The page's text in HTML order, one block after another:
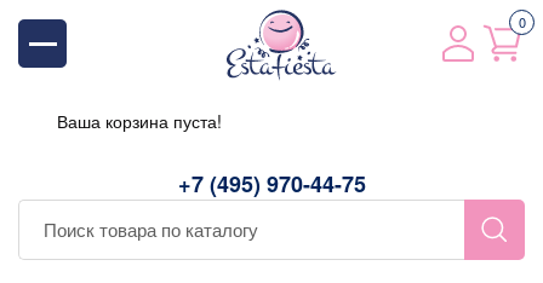
+7 (495) 970-44-75
0
Ваша корзина пуста!